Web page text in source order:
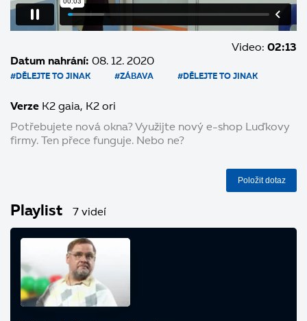
Datum nahrání: 08. 12. 2020
Video: 02:13
#DĚLEJTE TO JINAK #ZÁBAVA #DĚLEJTE TO JINAK
Verze K2 gaia
K2 ori
Potřebujete nová okna? Využijte nový e-shop Luďkovy
firmy. Ten přece funguje. Nebo ne?
Položit dotaz
Playlist 7 videí